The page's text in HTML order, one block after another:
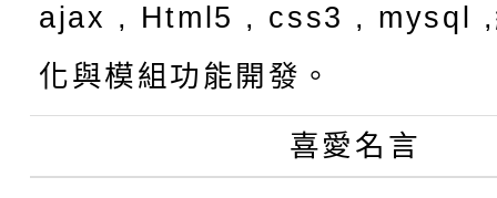
ajax , Html5 , css3 , mysql ,
化與模組功能開發。
喜愛名言